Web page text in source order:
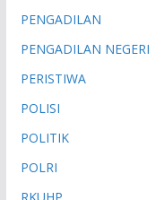
PENGADILAN
PENGADILAN NEGERI
PERISTIWA
POLISI
POLITIK
POLRI